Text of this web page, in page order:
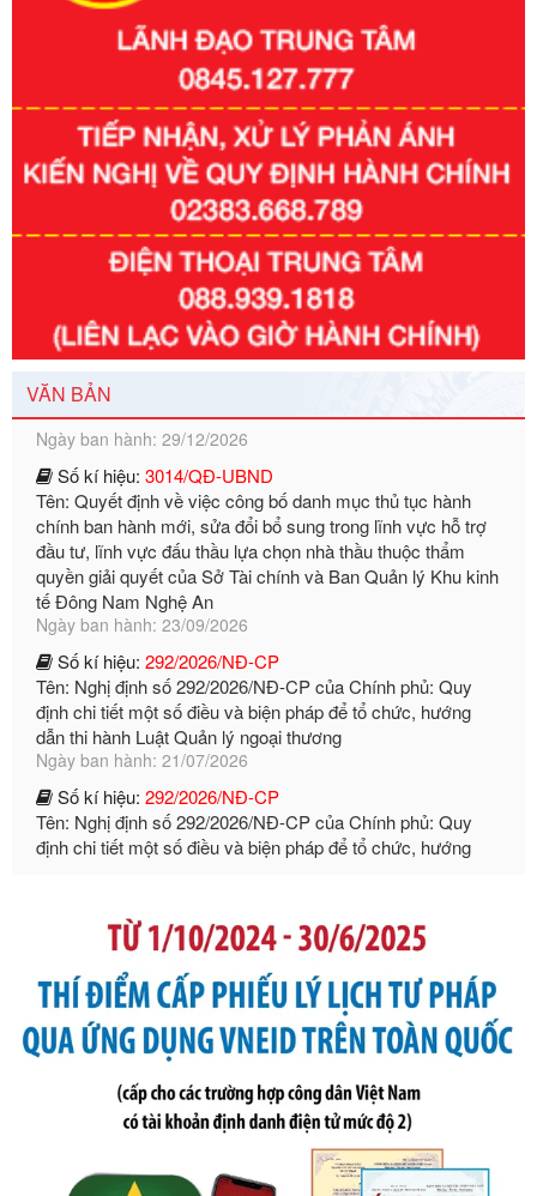
VĂN BẢN
351/2025/NĐ-CP
Tên: Nghị định số 351/2025/NĐ-CP của Chính phủ: Quy
định chuẩn nghèo đa chiều quốc gia giai đoạn 2026 - 2030
Ngày ban hành: 29/12/2026
Số kí hiệu:3014/QĐ-UBND
Tên: Quyết định về việc công bố danh mục thủ tục hành
chính ban hành mới, sửa đổi bổ sung trong lĩnh vực hỗ trợ
đầu tư, lĩnh vực đấu thầu lựa chọn nhà thầu thuộc thẩm
quyền giải quyết của Sở Tài chính và Ban Quản lý Khu kinh
tế Đông Nam Nghệ An
Ngày ban hành: 23/09/2026
Số kí hiệu: 292/2026/NĐ-CP
Tên: Nghị định số 292/2026/NĐ-CP của Chính phủ: Quy
định chi tiết một số điều và biện pháp để tổ chức, hướng
dẫn thi hành Luật Quản lý ngoại thương
Ngày ban hành: 21/07/2026
Số kí hiệu:292/2026/NĐ-CP
Tên: Nghị định số 292/2026/NĐ-CP của Chính phủ: Quy
định chi tiết một số điều và biện pháp để tổ chức, hướng
dẫn thi hành Luật Quản lý ngoại thương
Ngày ban hành: 21/07/2026
bỏ Thông tư số 87/2019/TT- BТC ngày 19 tháng 12 năm
2019 của Bộ trưởng Bộ Tài chính hướng dẫn thực hiện xử
phạt vi phạm hành chính trong lĩnh vực kho bạc nhà nước
Ngày ban hành: 21/07/2026
Số kí hiệu:291/2026/NĐ-CP
Tên: Nghị định số 291/2026/NĐ-CP của Chính phủ: Sửa
đổi, bổ sung một số điều của Nghị định số 125/2020/NĐ-СР
ngày 19 tháng 10 năm 2020 của Chính phủ quy định xử
phạt vi phạm hành chính về thuế, hóa đơn được sửa đổi, bổ
sung bởi Nghị định số 102/2021/NĐ-CP
Ngày ban hành: 20/07/2026